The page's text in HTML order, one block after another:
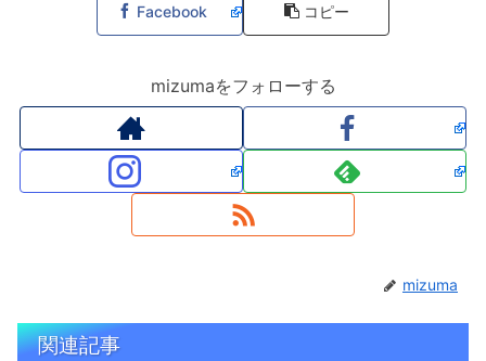
Facebook コピー
mizumaをフォローする
mizuma
関連記事